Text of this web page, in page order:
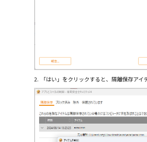
2. 「はい」をクリックすると、隔離保存アイ